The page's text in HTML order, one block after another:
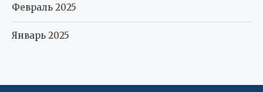
Февраль 2025
Январь 2025